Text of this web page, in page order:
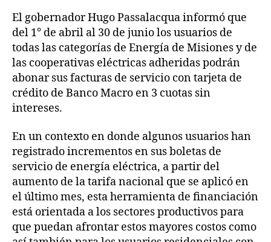
El gobernador Hugo Passalacqua informó que
del 1° de abril al 30 de junio los usuarios de
todas las categorías de Energía de Misiones y de
las cooperativas eléctricas adheridas podrán
abonar sus facturas de servicio con tarjeta de
crédito de Banco Macro en 3 cuotas sin
intereses.
En un contexto en donde algunos usuarios han
registrado incrementos en sus boletas de
servicio de energía eléctrica, a partir del
aumento de la tarifa nacional que se aplicó en
el último mes, esta herramienta de financiación
está orientada a los sectores productivos para
que puedan afrontar estos mayores costos como